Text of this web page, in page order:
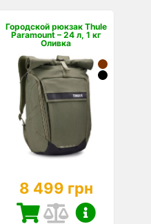
Городской рюкзак Thule
Paramount – 24 л, 1 кг
Оливка
8 499 грн